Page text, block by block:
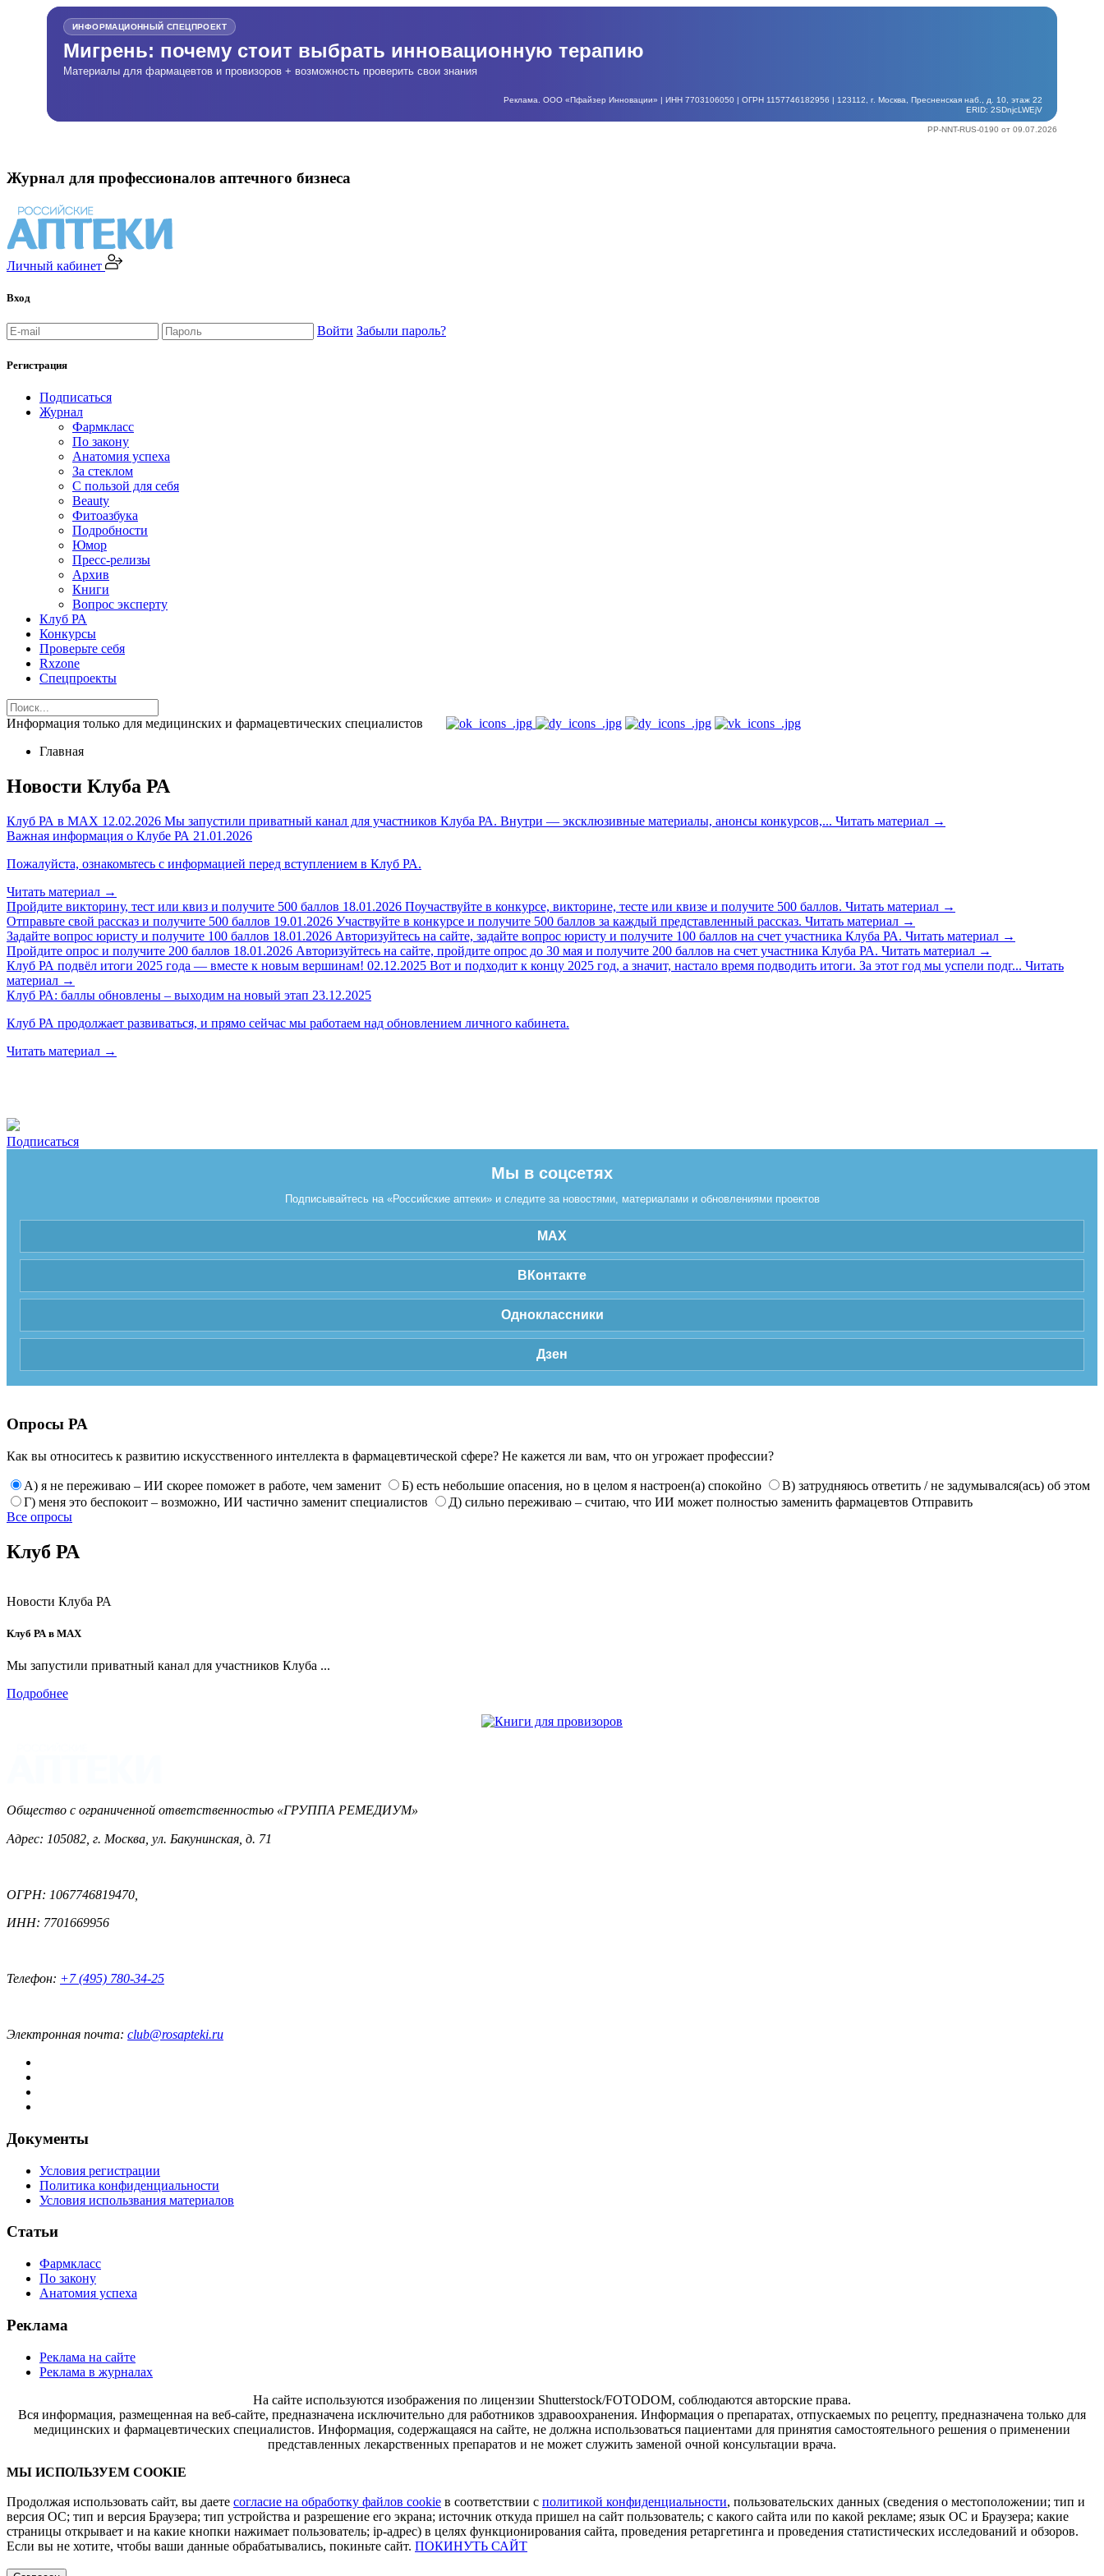
ИНФОРМАЦИОННЫЙ СПЕЦПРОЕКТ
Мигрень: почему стоит выбрать инновационную терапию
Материалы для фармацевтов и провизоров + возможность проверить свои знания
Реклама. ООО «Пфайзер Инновации» | ИНН 7703106050 | ОГРН 1157746182956 | 123112, г. Москва, Пресненская наб., д. 10, этаж 22
ERID: 2SDnjcLWEjV
PP-NNT-RUS-0190 от 09.07.2026
Журнал для профессионалов аптечного бизнеса
Личный кабинет
Вход
Войти Забыли пароль?
Регистрация
Подписаться
Журнал
Фармкласс
По закону
Анатомия успеха
За стеклом
С пользой для себя
Beauty
Фитоазбука
Подробности
Юмор
Пресс-релизы
Архив
Книги
Вопрос эксперту
Клуб РА
Конкурсы
Проверьте себя
Rxzone
Спецпроекты
Информация только для медицинских и фармацевтических специалистов
Главная
Новости Клуба РА
Клуб РА в MAX 12.02.2026 Мы запустили приватный канал для участников Клуба РА. Внутри — эксклюзивные материалы, анонсы конкурсов,... Читать материал →
Важная информация о Клубе РА 21.01.2026
Пожалуйста, ознакомьтесь с информацией перед вступлением в Клуб РА.
Читать материал →
Пройдите викторину, тест или квиз и получите 500 баллов 18.01.2026 Поучаствуйте в конкурсе, викторине, тесте или квизе и получите 500 баллов. Читать материал →
Отправьте свой рассказ и получите 500 баллов 19.01.2026 Участвуйте в конкурсе и получите 500 баллов за каждый представленный рассказ. Читать материал →
Задайте вопрос юристу и получите 100 баллов 18.01.2026 Авторизуйтесь на сайте, задайте вопрос юристу и получите 100 баллов на счет участника Клуба РА. Читать материал →
Пройдите опрос и получите 200 баллов 18.01.2026 Авторизуйтесь на сайте, пройдите опрос до 30 мая и получите 200 баллов на счет участника Клуба РА. Читать материал →
Клуб РА подвёл итоги 2025 года — вместе к новым вершинам! 02.12.2025 Вот и подходит к концу 2025 год, а значит, настало время подводить итоги. За этот год мы успели подг... Читать
материал →
Клуб РА: баллы обновлены – выходим на новый этап 23.12.2025
Клуб РА продолжает развиваться, и прямо сейчас мы работаем над обновлением личного кабинета.
Читать материал →
Подписаться
Мы в соцсетях
Подписывайтесь на «Российские аптеки» и следите за новостями, материалами и обновлениями проектов
MAX
ВКонтакте
Одноклассники
Дзен
Опросы РА
Как вы относитесь к развитию искусственного интеллекта в фармацевтической сфере? Не кажется ли вам, что он угрожает профессии?
А) я не переживаю – ИИ скорее поможет в работе, чем заменит Б) есть небольшие опасения, но в целом я настроен(а) спокойно
В) затрудняюсь ответить / не задумывался(ась) об этом
Г) меня это беспокоит – возможно, ИИ частично заменит специалистов
Д) сильно переживаю – считаю, что ИИ может полностью заменить фармацевтов Отправить
Все опросы
Клуб РА
Новости Клуба РА
Клуб РА в MAX
Мы запустили приватный канал для участников Клуба ...
Подробнее
Общество с ограниченной ответственностью «ГРУППА РЕМЕДИУМ»
Адрес: 105082, г. Москва, ул. Бакунинская, д. 71
ОГРН: 1067746819470,
ИНН: 7701669956
Телефон: +7 (495) 780-34-25
Электронная почта: club@rosapteki.ru
Документы
Условия регистрации
Политика конфиденциальности
Условия использвания материалов
Статьи
Фармкласс
По закону
Анатомия успеха
Реклама
Реклама на сайте
Реклама в журналах
На сайте используются изображения по лицензии Shutterstock/FOTODOM, соблюдаются авторские права.
Вся информация, размещенная на веб-сайте, предназначена исключительно для работников здравоохранения. Информация о препаратах, отпускаемых по рецепту, предназначена только для
медицинских и фармацевтических специалистов. Информация, содержащаяся на сайте, не должна использоваться пациентами для принятия самостоятельного решения о применении
представленных лекарственных препаратов и не может служить заменой очной консультации врача.
МЫ ИСПОЛЬЗУЕМ COOKIE
Продолжая использовать сайт, вы даете согласие на обработку файлов cookie в соответствии с политикой конфиденциальности, пользовательских данных (сведения о местоположении; тип и
версия ОС; тип и версия Браузера; тип устройства и разрешение его экрана; источник откуда пришел на сайт пользователь; с какого сайта или по какой рекламе; язык ОС и Браузера; какие
страницы открывает и на какие кнопки нажимает пользователь; ip-адрес) в целях функционирования сайта, проведения ретаргетинга и проведения статистических исследований и обзоров.
Если вы не хотите, чтобы ваши данные обрабатывались, покиньте сайт. ПОКИНУТЬ САЙТ